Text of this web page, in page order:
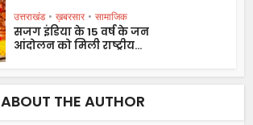
उत्तराखंड • ख़बरसार • सामाजिक
सजग इंडिया के 15 वर्ष के जन
आंदोलन को मिली राष्ट्रीय...
ABOUT THE AUTHOR